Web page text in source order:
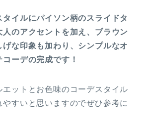
タイルにパイソン柄のスライドタ
人のアクセントを加え、ブラウン
な印象も加わり、シンプルなオ
コーデの完成です！
ットとお色味のコーデスタイル
すいと思いますのでぜひ参考に